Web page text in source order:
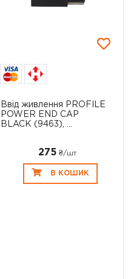
Ввід живлення PROFILE
POWER END CAP
BLACK (9463), ...
275 ₴/шт
В КОШИК